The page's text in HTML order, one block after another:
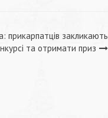
прикарпатців закликають
та отримати приз